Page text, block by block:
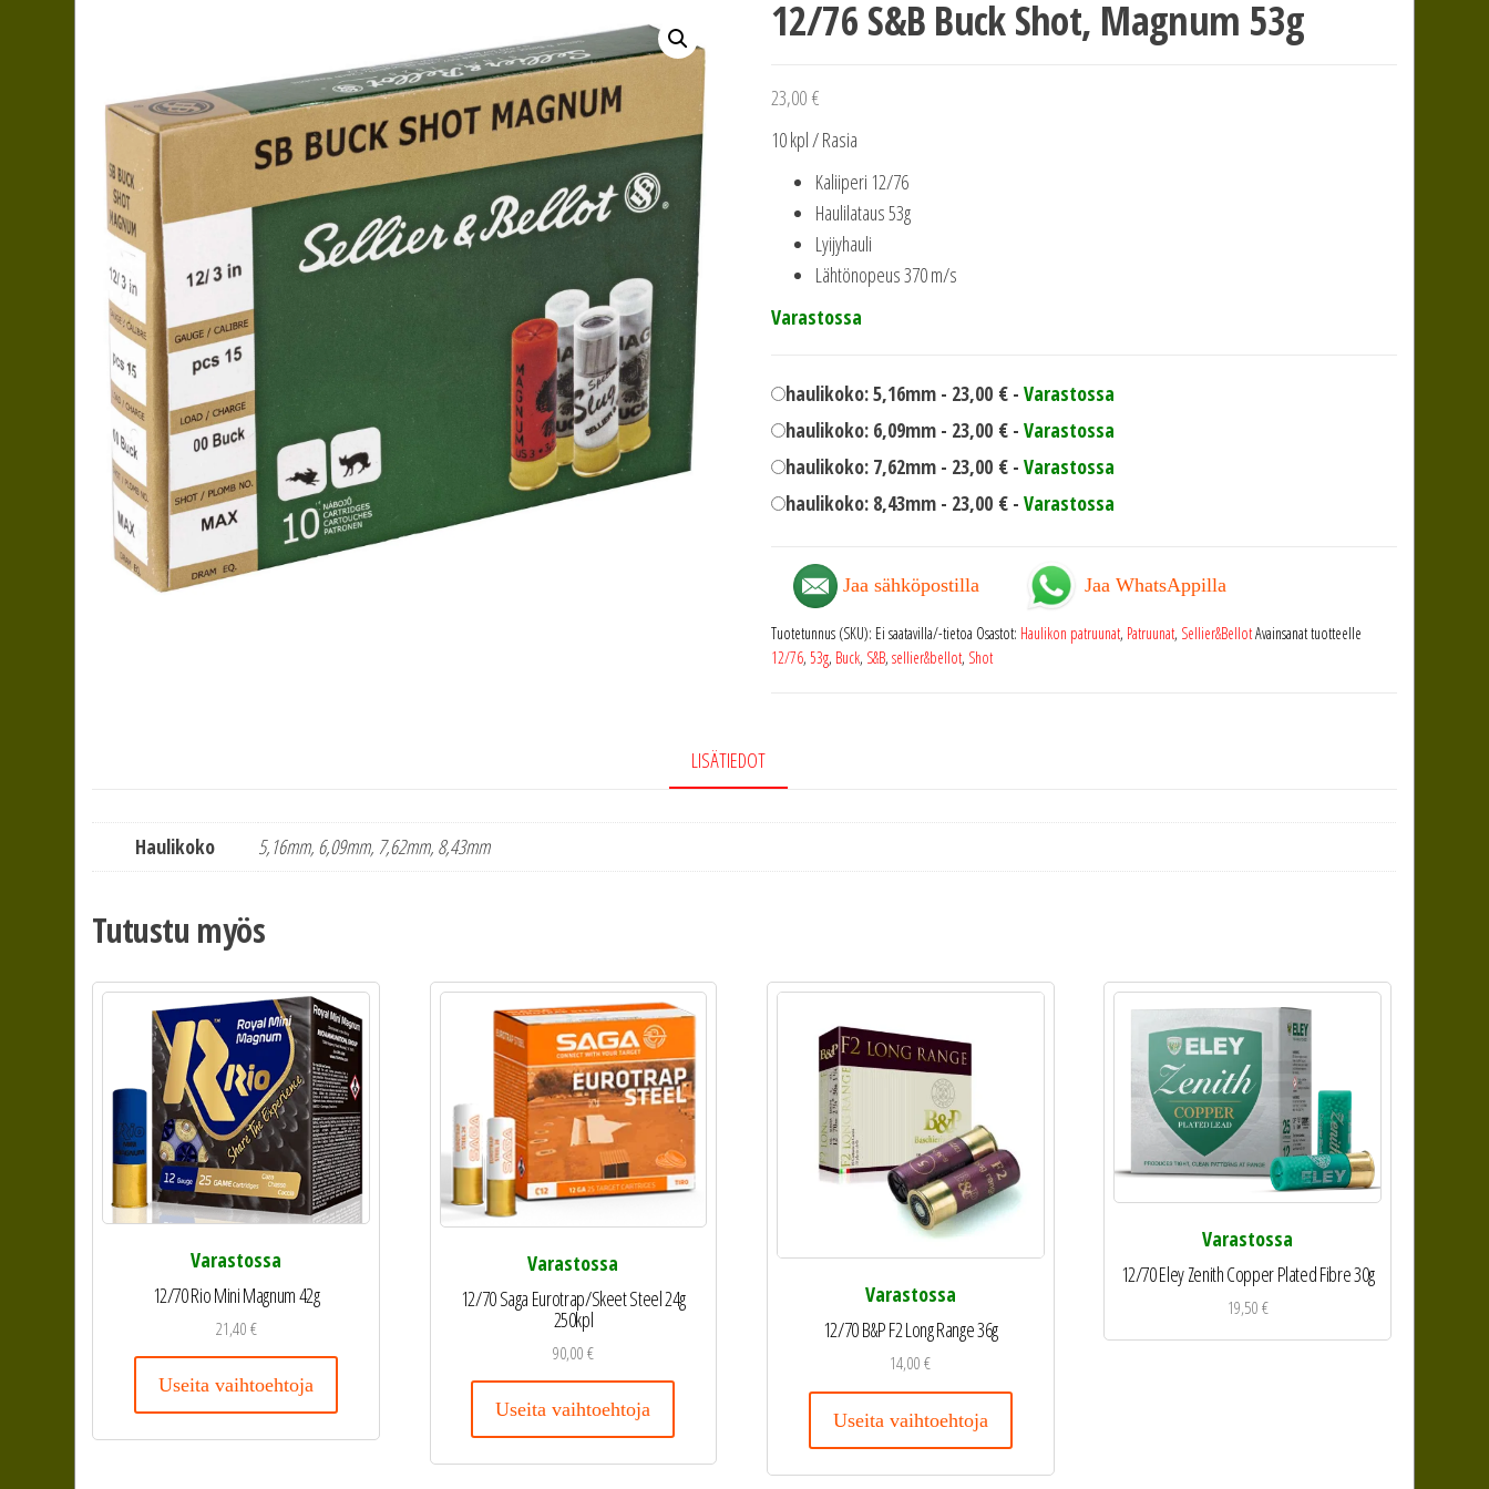
12/76 S&B Buck Shot, Magnum 53g
23,00 €
10 kpl / Rasia
Kaliiperi 12/76
Haulilataus 53g
Lyijyhauli
Lähtönopeus 370 m/s
Varastossa
haulikoko: 5,16mm - 23,00 €- Varastossa
haulikoko: 6,09mm - 23,00 €- Varastossa
haulikoko: 7,62mm - 23,00 €- Varastossa
haulikoko: 8,43mm - 23,00 €- Varastossa
Jaa sähköpostilla Jaa WhatsAppilla
Tuotetunnus (SKU): Ei saatavilla/-tietoa Osastot: Haulikon patruunat, Patruunat, Sellier&BellotAvainsanat tuotteelle
12/76, 53g, Buck, S&B, sellier&bellot, Shot
LISÄTIEDOT
Haulikoko 5,16mm, 6,09mm, 7,62mm, 8,43mm
Tutustu myös
Varastossa
12/70 Rio Mini Magnum 42g
21,40€
Useita vaihtoehtoja
Varastossa
12/70 Saga Eurotrap/Skeet Steel 24g
250kpl
90,00€
Useita vaihtoehtoja
Varastossa
12/70 B&P F2 Long Range 36g
14,00€
Useita vaihtoehtoja
Varastossa
12/70 Eley Zenith Copper Plated Fibre 30g
19,50€